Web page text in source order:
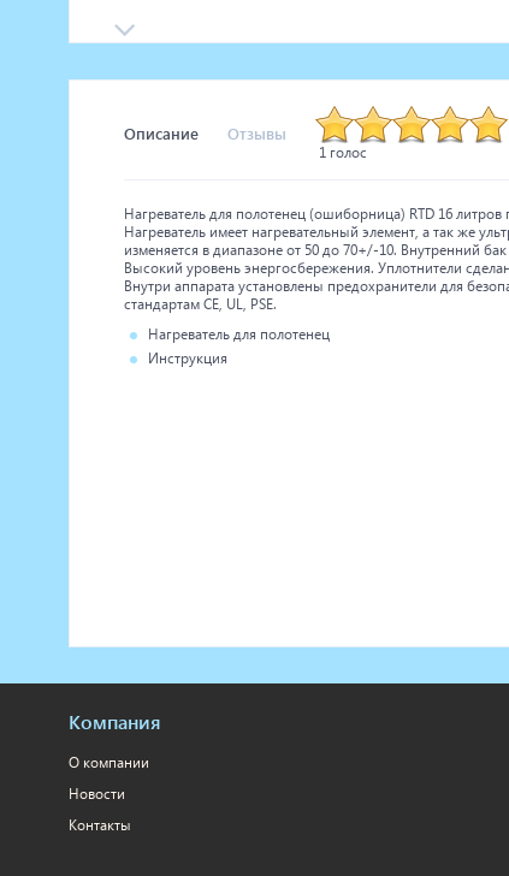
Описание Отзывы
1 голос
Нагреватель для полотенец (ошиборница) RTD 16
Нагреватель имеет нагревательный элемент, а так же
изменяется в диапазоне от 50 до 70+/-10. Внутренний
Высокий уровень энергосбережения. Уплотнители
Внутри аппарата установлены предохранители для
стандартам CE, UL, PSE.
Нагреватель для полотенец
Инструкция
Компания
О компании
Новости
Контакты